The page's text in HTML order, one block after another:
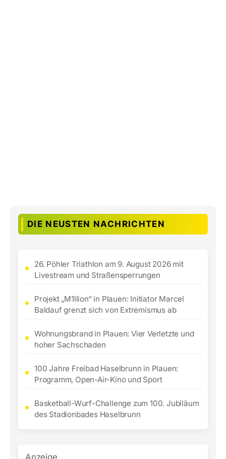
DIE NEUSTEN NACHRICHTEN
26. Pöhler Triathlon am 9. August 2026 mit
Livestream und Straßensperrungen
Projekt „M1llion“ in Plauen: Initiator Marcel
Baldauf grenzt sich von Extremismus ab
Wohnungsbrand in Plauen: Vier Verletzte und
hoher Sachschaden
100 Jahre Freibad Haselbrunn in Plauen:
Programm, Open-Air-Kino und Sport
Basketball-Wurf-Challenge zum 100. Jubiläum
des Stadionbades Haselbrunn
Anzeige